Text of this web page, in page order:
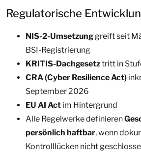
Regulatorische
NIS-2-Umsetzunggreift seit
BSI-Registrierung
KRITIS-Dachgesetztritt in
CRA (Cyber Resilience Act)
September 2026
EU AI Act im Hintergrund
Alle Regelwerke definieren
persönlich haftbar, wenn
Kontrolllücken nicht